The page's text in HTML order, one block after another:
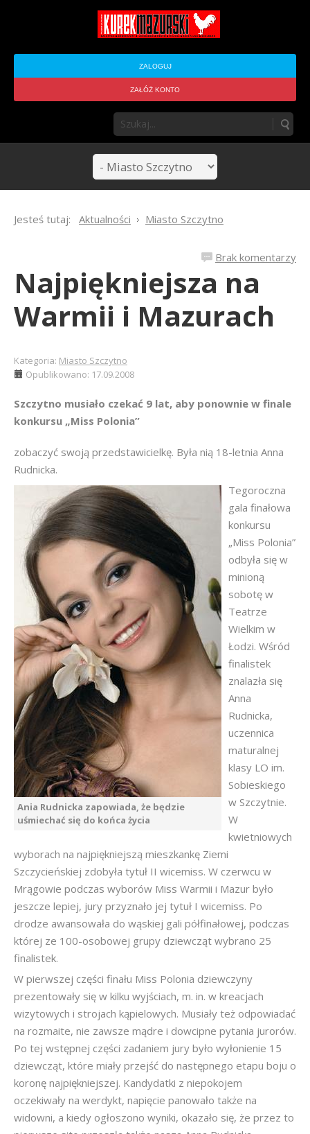
ZALOGUJ
ZAŁÓŻ KONTO
Jesteś tutaj: Aktualności Miasto Szczytno
Brak komentarzy
Najpiękniejsza na
Warmii i Mazurach
Kategoria: Miasto Szczytno
Opublikowano: 17.09.2008
Szczytno musiało czekać 9 lat, aby ponownie w finale
konkursu „Miss Polonia”
zobaczyć swoją przedstawicielkę. Była nią 18-letnia Anna
Rudnicka.
Ania Rudnicka zapowiada, że będzie
uśmiechać się do końca życia
Tegoroczna
gala finałowa
konkursu
„Miss Polonia”
odbyła się w
minioną
sobotę w
Teatrze
Wielkim w
Łodzi. Wśród
finalistek
znalazła się
Anna
Rudnicka,
uczennica
maturalnej
klasy LO im.
Sobieskiego
w Szczytnie.
W
kwietniowych
wyborach na najpiękniejszą mieszkankę Ziemi
Szczycieńskiej zdobyła tytuł II wicemiss. W czerwcu w
Mrągowie podczas wyborów Miss Warmii i Mazur było
jeszcze lepiej, jury przyznało jej tytuł I wicemiss. Po
drodze awansowała do wąskiej gali półfinałowej, podczas
której ze 100-osobowej grupy dziewcząt wybrano 25
finalistek.
W pierwszej części finału Miss Polonia dziewczyny
prezentowały się w kilku wyjściach, m. in. w kreacjach
wizytowych i strojach kąpielowych. Musiały też odpowiadać
na rozmaite, nie zawsze mądre i dowcipne pytania jurorów.
Po tej wstępnej części zadaniem jury było wyłonienie 15
dziewcząt, które miały przejść do następnego etapu boju o
koronę najpiękniejszej. Kandydatki z niepokojem
oczekiwały na werdykt, napięcie panowało także na
widowni, a kiedy ogłoszono wyniki, okazało się, że przez to